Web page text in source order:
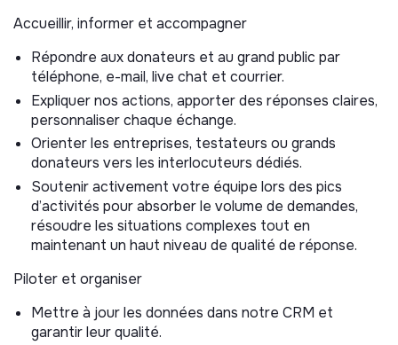
Accueillir, informer et accompagner
Répondre aux donateurs et au grand public par
téléphone, e-mail, live chat et courrier.
Expliquer nos actions, apporter des réponses claires,
personnaliser chaque échange.
Orienter les entreprises, testateurs ou grands
donateurs vers les interlocuteurs dédiés.
Soutenir activement votre équipe lors des pics
d’activités pour absorber le volume de demandes,
résoudre les situations complexes tout en
maintenant un haut niveau de qualité de réponse.
Piloter et organiser
Mettre à jour les données dans notre CRM et
garantir leur qualité.